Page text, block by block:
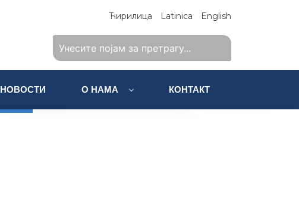
Ћирилица Latinica English
НОВОСТИ О НАМА КОНТАКТ